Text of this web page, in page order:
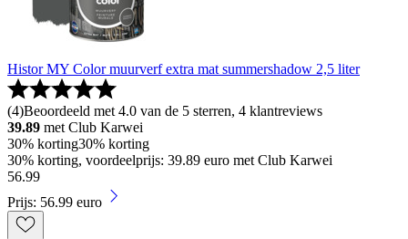
Histor MY Color muurverf extra mat summershadow 2,5 liter
(4)Beoordeeld met 4.0 van de 5 sterren, 4 klantreviews
39.89 met Club Karwei
30% korting30% korting
30% korting, voordeelprijs: 39.89 euro met Club Karwei
56.99
Prijs: 56.99 euro